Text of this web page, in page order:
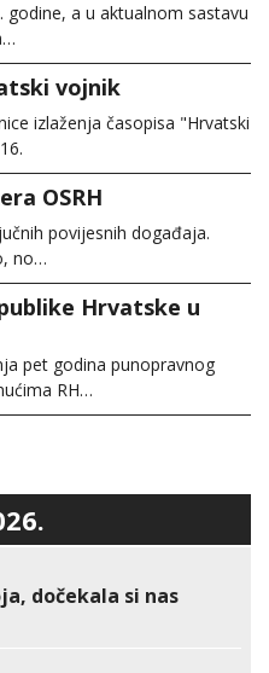
godine, a u aktualnom sastavu
vojnik
izlaženja časopisa "Hrvatski
OSRH
povijesnih događaja.
no…
Hrvatske u
pet godina punopravnog
RH…
dočekala si nas